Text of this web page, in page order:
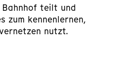
teilt und
zum kennenlernen,
nutzt.